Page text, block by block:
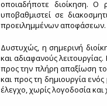
οποιαδήποτε διοίκηση. Ο
υποβαθμιστεί σε
προειλημμένων αποφάσεων.
Δυστυχώς, η σημερινή
και αδιαφανούς
προς την πλήρη απαξίωση
και προς τη δημιουργία
έλεγχο, χωρίς λογοδοσία και